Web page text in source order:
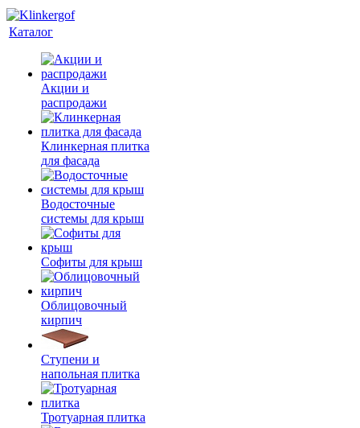
Каталог
Акции и
распродажи
Клинкерная плитка
для фасада
Водосточные
системы для крыш
Софиты для крыш
Облицовочный
кирпич
Ступени и
напольная плитка
Тротуарная плитка